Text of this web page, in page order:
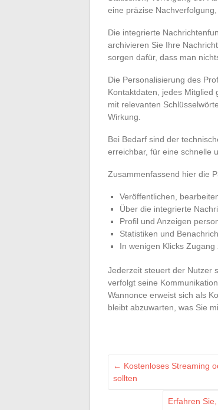
eine präzise
Die integrierte
archivieren Sie Ihre
sorgen dafür, dass man
Die Personalisierung des
Kontaktdaten, jedes Mitglied
mit relevanten
Wirkung.
Bei Bedarf sind der
erreichbar, für eine schnelle
Zusammenfassend hier die
Veröffentlichen,
Über die integrierte
Profil und Anzeigen
Statistiken und
In wenigen Klicks
Jederzeit steuert der Nutzer
verfolgt seine
Wannonce erweist sich als
bleibt abzuwarten, was Sie
← Kostenloses Streaming
sollten
Erfahren